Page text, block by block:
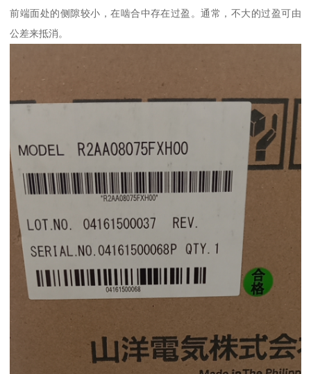
前端面处的侧隙较小，在啮合中存在过盈。通常，不大的过盈可由
公差来抵消。